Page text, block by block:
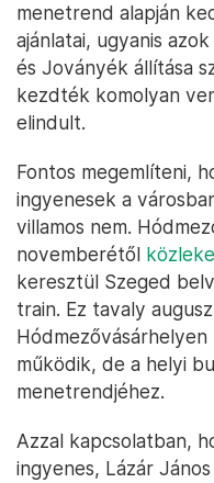
menetrend alapján
ajánlatai, ugyanis
és Joványék állítása
kezdték komolyan
elindult.
Fontos megemlíteni,
ingyenesek a
villamos nem.
novemberétől
keresztül Szeged
train. Ez tavaly
működik, de a helyi
menetrendjéhez.
Azzal kapcsolatban,
ingyenes, Lázár